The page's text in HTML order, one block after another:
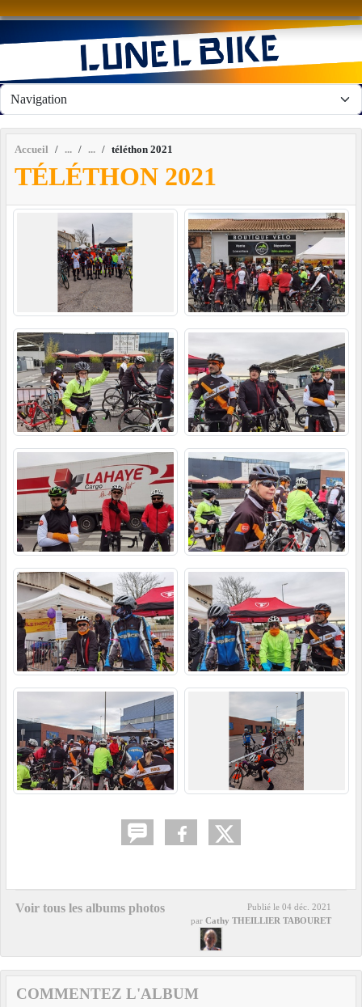
Accueil téléthon 2021
TÉLÉTHON 2021
Voir tous les albums photos Publié le 04 déc. 2021
par Cathy THEILLIER TABOURET
COMMENTEZ L'ALBUM